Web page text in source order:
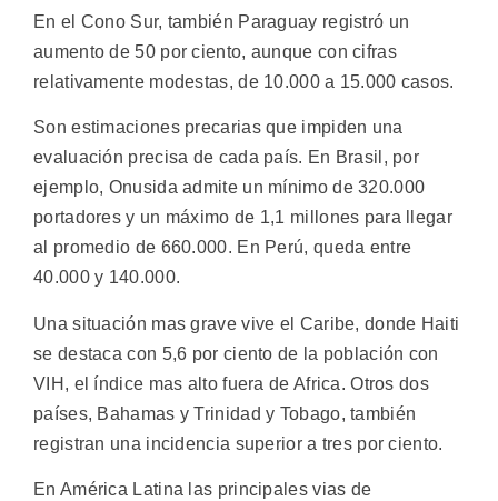
En el Cono Sur, también Paraguay registró un
aumento de 50 por ciento, aunque con cifras
relativamente modestas, de 10.000 a 15.000 casos.
Son estimaciones precarias que impiden una
evaluación precisa de cada país. En Brasil, por
ejemplo, Onusida admite un mínimo de 320.000
portadores y un máximo de 1,1 millones para llegar
al promedio de 660.000. En Perú, queda entre
40.000 y 140.000.
Una situación mas grave vive el Caribe, donde Haiti
se destaca con 5,6 por ciento de la población con
VIH, el índice mas alto fuera de Africa. Otros dos
países, Bahamas y Trinidad y Tobago, también
registran una incidencia superior a tres por ciento.
En América Latina las principales vias de